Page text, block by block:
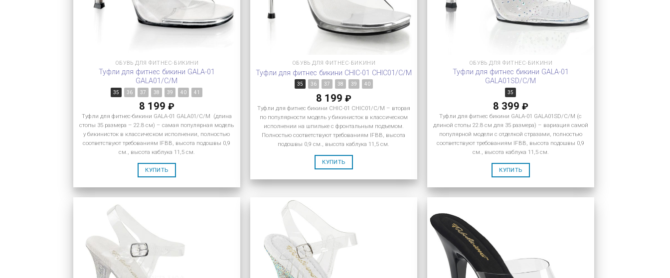
ОБУВЬ ДЛЯ ФИТНЕС-БИКИНИ
Туфли для фитнес бикини GALA-01
GALA01/C/M
35 36 37 38 39 40 41
8 199 ₽
Туфли для фитнес-бикини GALA-01 GALA01/C/M (длина
стопы 35 размера – 22.8 см) – самая популярная модель
у бикинисток в классическом исполнении, полностью
соответствуют требованиям IFBB, высота подошвы 0,9
см., высота каблука 11,5 см.
КУПИТЬ
ОБУВЬ ДЛЯ ФИТНЕС-БИКИНИ
Туфли для фитнес бикини CHIC-01 CHIC01/C/M
35 36 37 38 39 40
8 199 ₽
Туфли для фитнес бикини CHIC-01 CHIC01/C/M – вторая
по популярности модель у бикинисток в классическом
исполнении на шпильке с фронтальным подъемом.
Полностью соответствуют требованиям IFBB, высота
подошвы 0,9 см., высота каблука 11,5 см.
КУПИТЬ
ОБУВЬ ДЛЯ ФИТНЕС-БИКИНИ
Туфли для фитнес бикини GALA-01
GALA01SD/C/M
35
8 399 ₽
Туфли для фитнес бикини GALA-01 GALA01SD/C/M (с
длиной стопы 22.8 см для 35 размера) – вариация самой
популярной модели с отделкой стразами, полностью
соответствуют требованиям IFBB, высота подошвы 0,9
см., высота каблука 11,5 см.
КУПИТЬ